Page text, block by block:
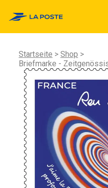
Startseite
Shop
Briefmarke -